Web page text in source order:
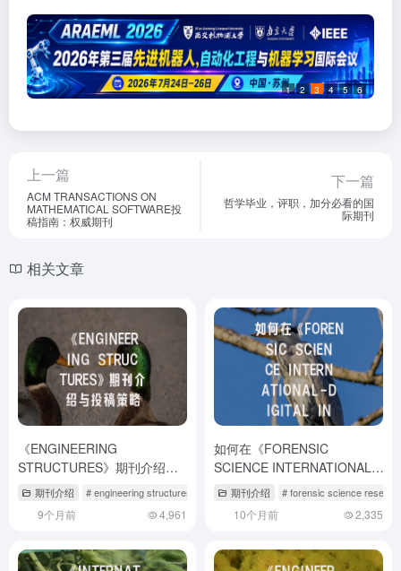
1 2 3 4 5 6
上一篇
ACM TRANSACTIONS ON
MATHEMATICAL SOFTWARE投
稿指南：权威期刊
下一篇
哲学毕业，评职，加分必看的国
际期刊
相关文章
《ENGINEERING
STRUCTURES》期刊介绍与
投稿策略
期刊介绍 # engineering structures投稿经验 # engineering structures期刊怎么样
9个月前 4,961
如何在《FORENSIC
SCIENCE INTERNATIONAL-
DIGITAL INVESTIGATION》
期刊介绍 # forensic science
10个月前 2,335